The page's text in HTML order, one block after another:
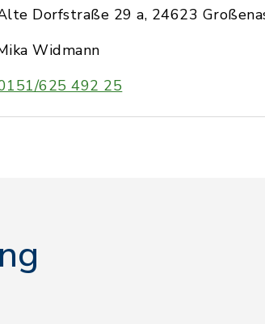
Dorfstraße 29 a, 24623
Widmann
625 492 25